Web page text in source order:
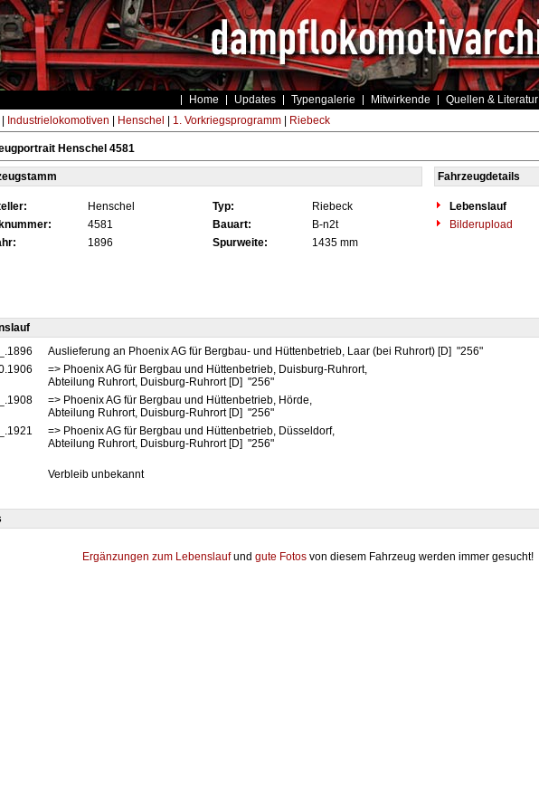
Home Updates Typengalerie Mitwirkende Quellen & Literatur
Industrielokomotiven Henschel 1. Vorkriegsprogramm| Riebeck
Henschel 4581
Fahrzeugdetails
Henschel Typ: Riebeck
Lebenslauf
4581 Bauart: B-n2t
Bilderupload
1896 Spurweite: 1435 mm
Auslieferung an Phoenix AG für Bergbau- und Hüttenbetrieb, Laar (bei Ruhrort) [D] "256"
=> Phoenix AG für Bergbau und Hüttenbetrieb, Duisburg-Ruhrort,
Abteilung Ruhrort, Duisburg-Ruhrort [D] "256"
=> Phoenix AG für Bergbau und Hüttenbetrieb, Hörde,
Abteilung Ruhrort, Duisburg-Ruhrort [D] "256"
=> Phoenix AG für Bergbau und Hüttenbetrieb, Düsseldorf,
Abteilung Ruhrort, Duisburg-Ruhrort [D] "256"
Verbleib unbekannt
Ergänzungen zum Lebenslaufund gute Fotos von diesem Fahrzeug werden immer gesucht!